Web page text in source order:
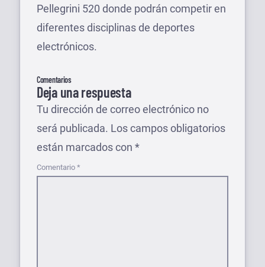
Pellegrini 520 donde podrán competir en
diferentes disciplinas de deportes
electrónicos.
Comentarios
Deja una respuesta
Tu dirección de correo electrónico no
será publicada. Los campos obligatorios
están marcados con *
Comentario *